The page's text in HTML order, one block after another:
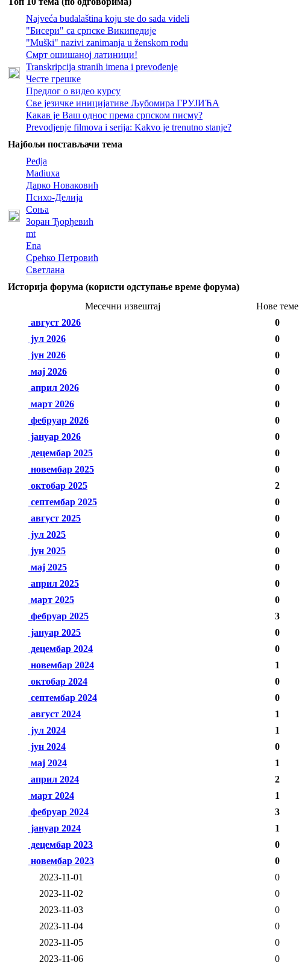
Najveća budalaština koju ste do sada videli
"Бисери" са српске Википедије
"Muški" nazivi zanimanja u ženskom rodu
Смрт ошишаној латиници!
Transkripcija stranih imena i prevođenje
Честе грешке
Предлог о видео курсу
Све језичке иницијативе Љубомира ГРУЈИЋА
Какав је Ваш однос према српском писму?
Prevodjenje filmova i serija: Kakvo je trenutno stanje?
Најбољи постављачи тема
Pedja
Madiuxa
Дарко Новаковић
Психо-Делија
Соња
Зоран Ђорђевић
mt
Ena
Срећко Петровић
Светлана
Историја форума (користи одступање време форума)
Месечни извештај
Нове теме
август 2026
0
јул 2026
0
јун 2026
0
мај 2026
0
април 2026
0
март 2026
0
фебруар 2026
0
јануар 2026
0
децембар 2025
0
новембар 2025
0
октобар 2025
2
септембар 2025
0
август 2025
0
јул 2025
0
јун 2025
0
мај 2025
0
април 2025
0
март 2025
0
фебруар 2025
3
јануар 2025
0
децембар 2024
0
новембар 2024
1
октобар 2024
0
септембар 2024
0
август 2024
1
јул 2024
1
јун 2024
0
мај 2024
1
април 2024
2
март 2024
1
фебруар 2024
3
јануар 2024
1
децембар 2023
0
новембар 2023
0
2023-11-01
0
2023-11-02
0
2023-11-03
0
2023-11-04
0
2023-11-05
0
2023-11-06
0